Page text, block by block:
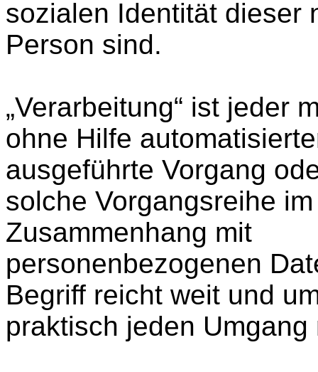
sozialen Identität dieser
Person sind.
„Verarbeitung“ ist jeder
ohne Hilfe
ausgeführte Vorgang
solche Vorgangsreihe im
Zusammenhang mit
personenbezogenen
Begriff reicht weit und
praktisch jeden Umgang